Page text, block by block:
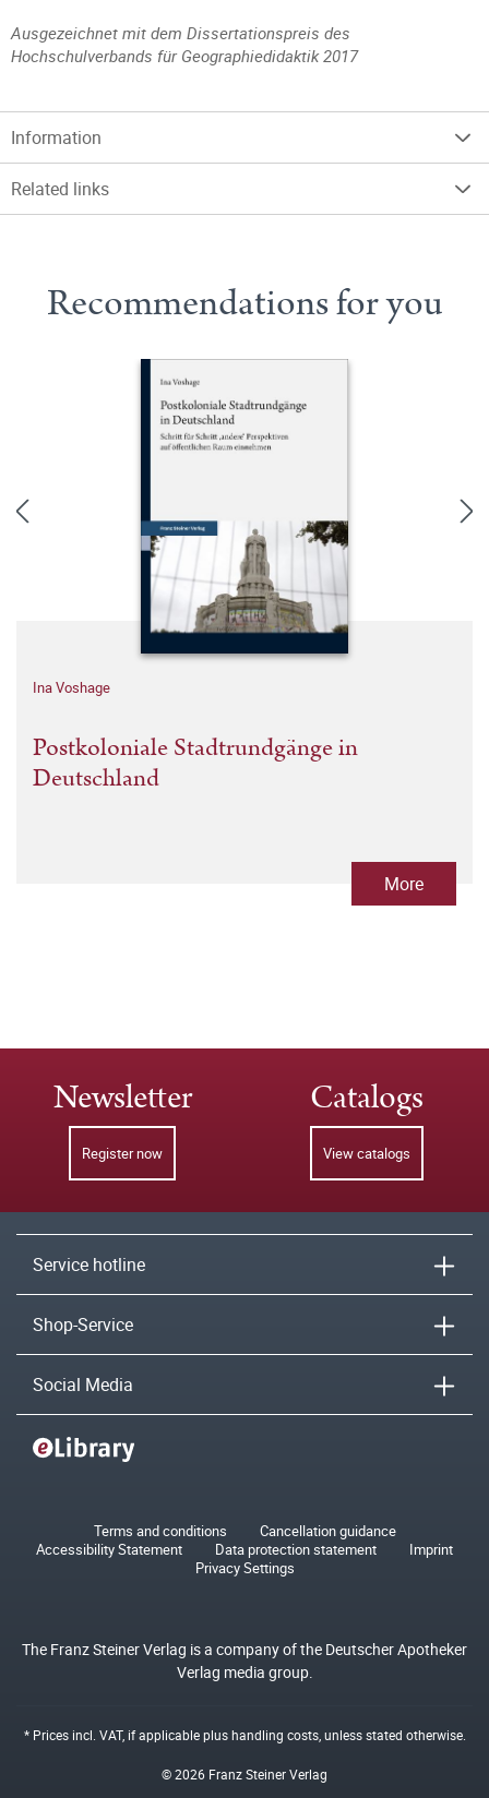
Ausgezeichnet mit dem Dissertationspreis des
Hochschulverbands für Geographiedidaktik 2017
Information
Related links
Recommendations for you
Ina Voshage
Postkoloniale Stadtrundgänge in
Deutschland
More
Newsletter
Register now
Catalogs
View catalogs
Service hotline
Shop-Service
Social Media
Terms and conditions
Cancellation guidance
Accessibility Statement
Data protection statement
Imprint
Privacy Settings
The Franz Steiner Verlag is a company of the Deutscher Apotheker
Verlag media group.
* Prices incl. VAT, if applicable plushandling costs, unless stated otherwise.
© 2026 Franz Steiner Verlag